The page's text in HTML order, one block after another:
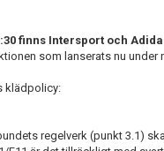
finns Intersport och
som lanserats nu under
klädpolicy:
regelverk (punkt 3.1)